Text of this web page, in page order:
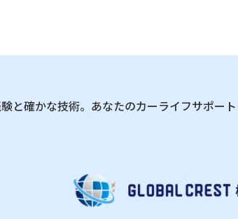
と確かな技術。あなたのカーライフサポー